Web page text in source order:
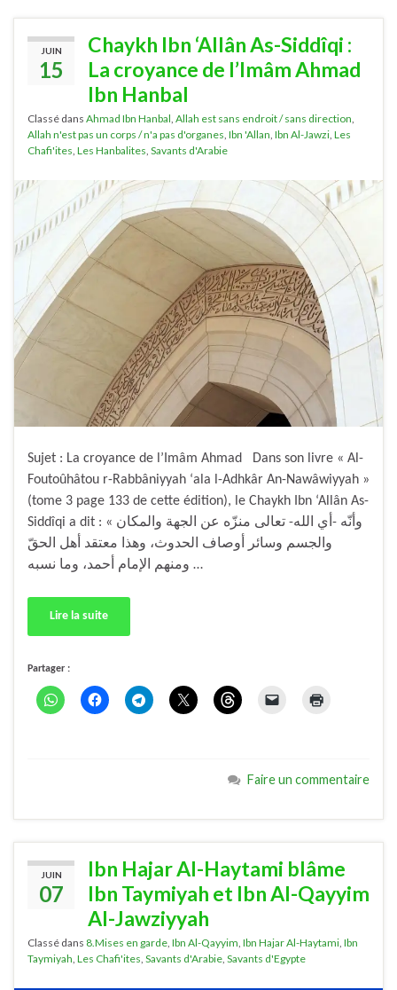
JUIN
15
Chaykh Ibn ‘Allân As-Siddîqi :
La croyance de l’Imâm Ahmad
Ibn Hanbal
Classé dans Ahmad Ibn Hanbal, Allah est sans endroit / sans direction,
Allah n'est pas un corps / n'a pas d'organes, Ibn 'Allan, Ibn Al-Jawzi, Les
Chafi'ites, Les Hanbalites, Savants d'Arabie
Sujet : La croyance de l’Imâm Ahmad Dans son livre « Al-
Foutoûhâtou r-Rabbâniyyah ‘ala l-Adhkâr An-Nawâwiyyah »
(tome 3 page 133 de cette édition), le Chaykh Ibn ‘Allân As-
Siddîqi a dit : « وأنّه -أي الله- تعالى منزّه عن الجهة والمكان
والجسم وسائر أوصاف الحدوث، وهذا معتقد أهل الحقّ
ومنهم الإمام أحمد، وما نسبه …
Lire la suite
Partager :
Faire un commentaire
JUIN
07
Ibn Hajar Al-Haytami blâme
Ibn Taymiyah et Ibn Al-Qayyim
Al-Jawziyyah
Classé dans 8.Mises en garde, Ibn Al-Qayyim, Ibn Hajar Al-Haytami, Ibn
Taymiyah, Les Chafi'ites, Savants d'Arabie, Savants d'Egypte